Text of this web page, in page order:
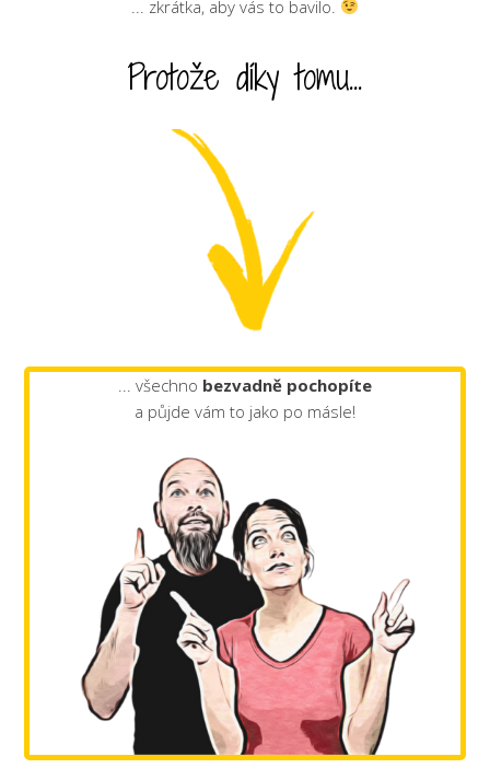
... zkrátka, aby vás to bavilo.
Protože díky tomu...
... všechno bezvadně pochopíte
a půjde vám to jako po másle!